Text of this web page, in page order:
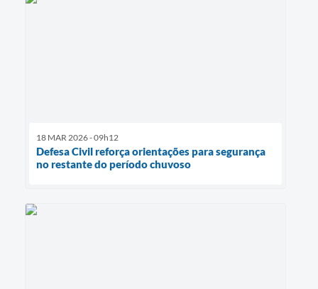
18 MAR 2026 - 09h12
Defesa Civil reforça orientações para segurança
no restante do período chuvoso